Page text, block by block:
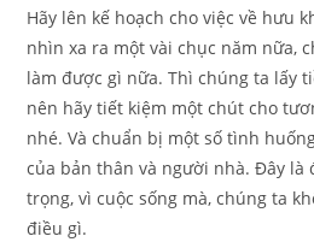
Hãy lên kế hoạch cho việc về hưu
nhìn xa ra một vài chục năm nữa,
làm được gì nữa. Thì chúng ta lấy
nên hãy tiết kiệm một chút cho
nhé. Và chuẩn bị một số tình
của bản thân và người nhà. Đây là
trọng, vì cuộc sống mà, chúng ta
điều gì.